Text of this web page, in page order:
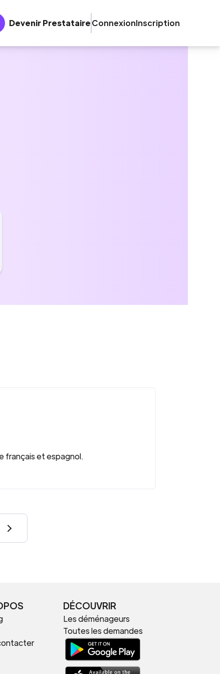
Devenir PrestataireConnexionInscription
français et espagnol.
DÉCOUVRIR
Les déménageurs
Toutes les demandes